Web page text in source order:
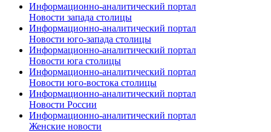
Информационно-аналитический портал
Новости запада столицы
Информационно-аналитический портал
Новости юго-запада столицы
Информационно-аналитический портал
Новости юга столицы
Информационно-аналитический портал
Новости юго-востока столицы
Информационно-аналитический портал
Новости России
Информационно-аналитический портал
Женские новости